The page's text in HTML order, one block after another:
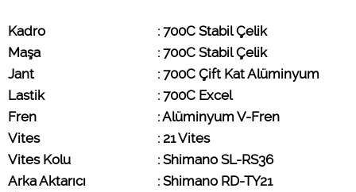
Kadro
: 700C Stabil Çelik
Maşa
: 700C Stabil Çelik
Jant
: 700C Çift Kat Alüminyum
Lastik
: 700C Excel
Fren
: Alüminyum V-Fren
Vites
: 21 Vites
Vites Kolu
: Shimano SL-RS36
Arka Aktarıcı
: Shimano RD-TY21